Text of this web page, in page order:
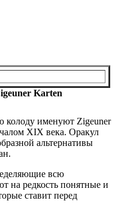
Karten
именуют Zigeuner
XIX века. Оракул
альтернативы
всю
на редкость понятные и
ставит перед